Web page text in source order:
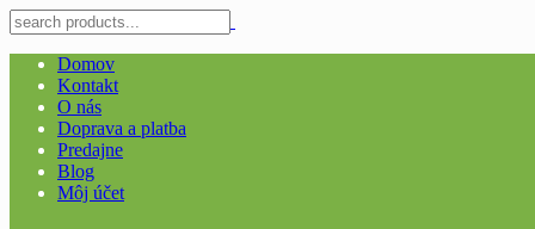
Domov
Kontakt
O nás
Doprava a platba
Predajne
Blog
Môj účet